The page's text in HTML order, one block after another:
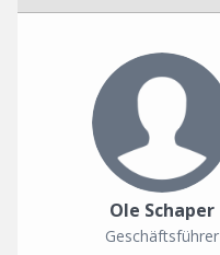
Ole Schaper
Geschäftsführer